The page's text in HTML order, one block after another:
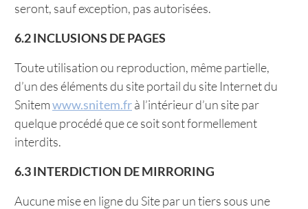
seront, sauf exception, pas autorisées.
6.2 INCLUSIONS DE PAGES
Toute utilisation ou reproduction, même partielle,
d’un des éléments du site portail du site Internet du
Snitemwww.snitem.frà l’intérieur d’un site par
quelque procédé que ce soit sont formellement
interdits.
6.3 INTERDICTION DE MIRRORING
Aucune mise en ligne du Site par un tiers sous une